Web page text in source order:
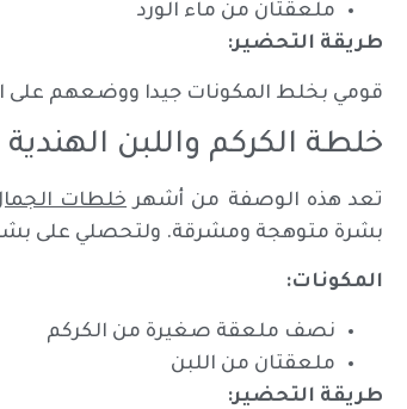
ملعقتان من ماء الورد
طريقة التحضير:
قومي بخلط المكونات جيدا ووضعهم على الوجه لمدة 20 دقيقة، ثم قومي بغسل
خلطة الكركم واللبن الهندية
تعد هذه الوصفة من أشهر خلطات
بشرة متوهجة ومشرقة. ولتحصلي على
المكونات:
نصف ملعقة صغيرة من الكركم
ملعقتان من اللبن
طريقة التحضير: